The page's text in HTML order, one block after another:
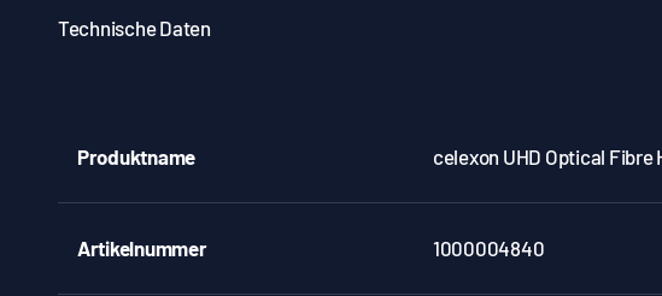
Technische Daten
Produktname celexon UHD Optical Fibre
Artikelnummer 1000004840